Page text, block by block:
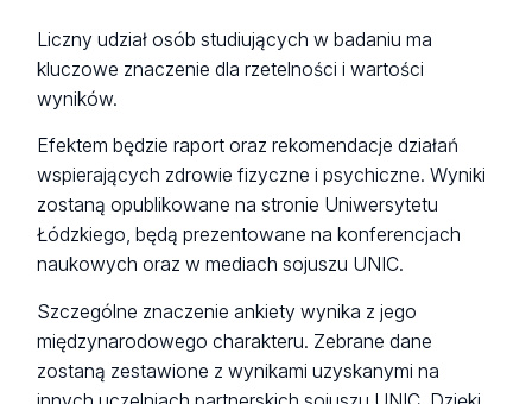
Liczny udział osób studiujących w badaniu ma
kluczowe znaczenie dla rzetelności i wartości
wyników.
Efektem będzie raport oraz rekomendacje działań
wspierających zdrowie fizyczne i psychiczne. Wyniki
zostaną opublikowane na stronie Uniwersytetu
Łódzkiego, będą prezentowane na konferencjach
naukowych oraz w mediach sojuszu UNIC.
Szczególne znaczenie ankiety wynika z jego
międzynarodowego charakteru. Zebrane dane
zostaną zestawione z wynikami uzyskanymi na